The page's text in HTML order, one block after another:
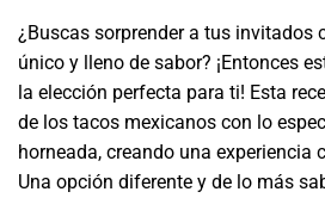
¿Buscas sorprender a tus invitados
único y lleno de sabor? ¡Entonces
la elección perfecta para ti! Esta
de los tacos mexicanos con lo
horneada, creando una experiencia
Una opción diferente y de lo más